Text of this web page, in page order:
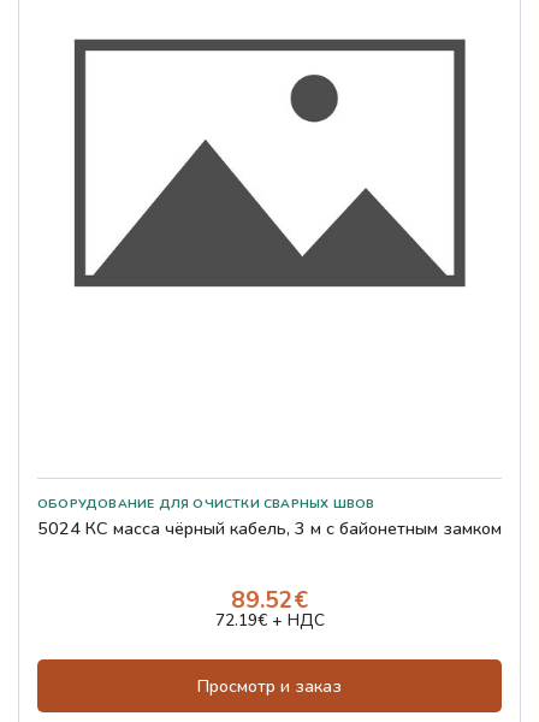
5024 КС масса чёрный кабель, 3 м с байонетным замком
89.52€
72.19€ + НДС
Просмотр и заказ